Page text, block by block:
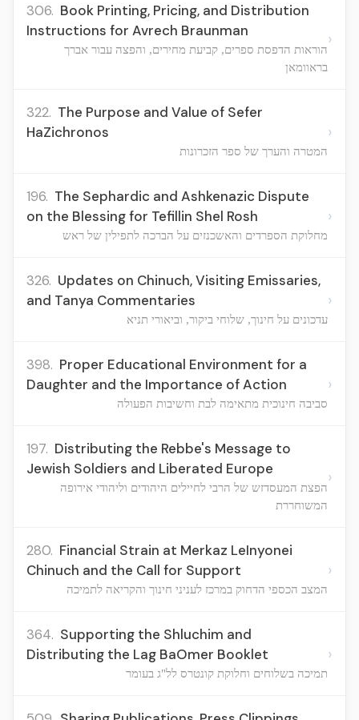
306. Book Printing, Pricing, and Distribution
Instructions for Avrech Braunman
הוראות הדפסת ספרים, קביעת מחירים, והפצה עבור אברך
בראוומאן
›
322. The Purpose and Value of Sefer
HaZichronos
המטרה והערך של ספר הזכרונות
›
196. The Sephardic and Ashkenazic Dispute
on the Blessing for Tefillin Shel Rosh
מחלוקת הספרדים והאשכנזים על הברכה לתפילין של ראש
›
326. Updates on Chinuch, Visiting Emissaries,
and Tanya Commentaries
עדכונים על חינוך, שלוחי ביקור, וביאורי תניא
›
398. Proper Educational Environment for a
Daughter and the Importance of Action
סביבה חינוכית מתאימה לבת וחשיבות הפעולה
›
197. Distributing the Rebbe's Message to
Jewish Soldiers and Liberated Europe
הפצת המעסדזש של הרבי לחיילים היהודים וליהודי אירופה
המשוחררת
›
280. Financial Strain at Merkaz LeInyonei
Chinuch and the Call for Support
המצב הכספי הדחוק במרכז לעניני חינוך והקריאה לתמיכה
›
364. Supporting the Shluchim and
Distributing the Lag BaOmer Booklet
תמיכה בשלוחים וחלוקת קונטרס לל"ג בעומר
›